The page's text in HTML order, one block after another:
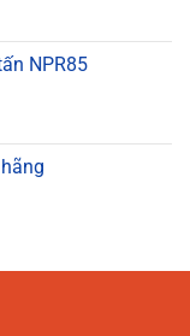
NPR85